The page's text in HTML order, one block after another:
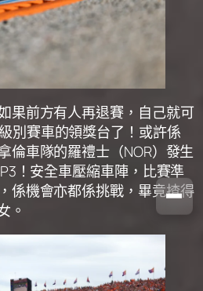
果前方有人再退賽，自己就可
別賽車的領獎台了！或許係
倫車隊的羅禮士（NOR）發生
！安全車壓縮車陣，比賽準
係機會亦都係挑戰，畢竟揸得
。